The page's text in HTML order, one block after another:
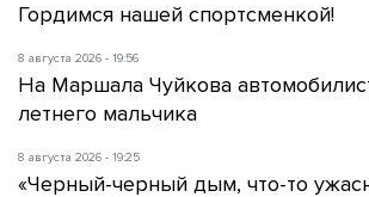
Гордимся нашей спортсменкой!
8 августа 2026 - 19:56
На Маршала Чуйкова
летнего мальчика
8 августа 2026 - 19:25
«Черный-черный дым, что-то